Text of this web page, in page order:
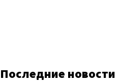
Последние новости